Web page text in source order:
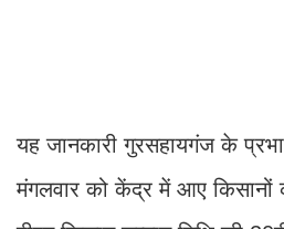
यह जानकारी गुरसहायगंज के
मंगलवार को केंद्र में आए किसानों